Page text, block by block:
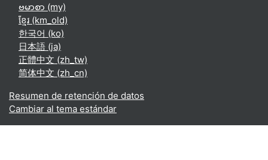
ဗမာစာ ‎(my)‎
ខ្មែរ ‎(km_old)‎
한국어 ‎(ko)‎
日本語 ‎(ja)‎
正體中文 ‎(zh_tw)‎
简体中文 ‎(zh_cn)‎
Resumen de retención de datos
Cambiar al tema estándar